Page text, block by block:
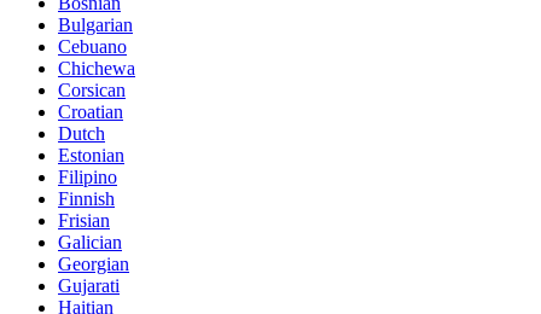
Bulgarian
Cebuano
Chichewa
Corsican
Croatian
Dutch
Estonian
Filipino
Finnish
Frisian
Galician
Georgian
Gujarati
Haitian